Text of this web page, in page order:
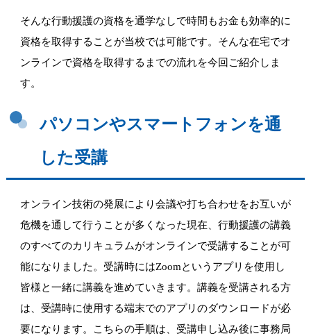
そんな行動援護の資格を通学なしで時間もお金も効率的に
資格を取得することが当校では可能です。 そんな在宅でオ
ンラインで資格を取得するまでの流れを今回ご紹介しま
す。
パソコンやスマートフォンを通
した受講
オンライン技術の発展により会議や打ち合わせをお互いが
危機を通して行うことが多く なった現在、行動援護の講義
のすべてのカリキュラムがオンラインで受講するこ とが可
能になりました。受講時にはZoomというアプリを使用 し
皆様と一緒に講義を進めていきます。講義を受講される方
は、受講時に使用する端末でのアプリのダウンロードが必
要になります。こちらの手順は、受講申し込み後に事務局